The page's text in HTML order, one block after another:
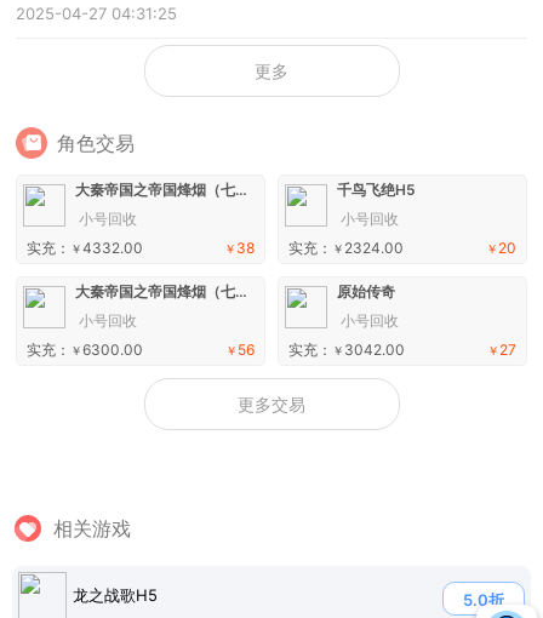
2025-04-27 04:31:25
更多
角色交易
大秦帝国之帝国烽烟（七日登录侠女同游）手游
小号回收
￥ 38
实充： ￥4332.00
千鸟飞绝H5
小号回收
￥ 20
实充： ￥ 2324.00
大秦帝国之帝国烽烟（七日登录侠女同游）手游
小号回收
￥ 56
实充： ￥6300.00
原始传奇
小号回收
￥ 27
实充： ￥ 3042.00
更多交易
相关游戏
龙之战歌H5 5.0折